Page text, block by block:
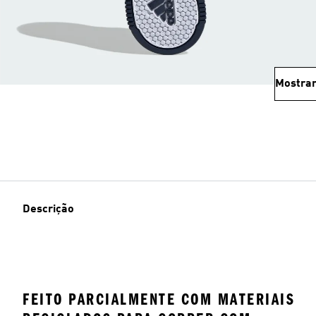
Descrição
FEITO PARCIALMENTE COM MATERIAIS